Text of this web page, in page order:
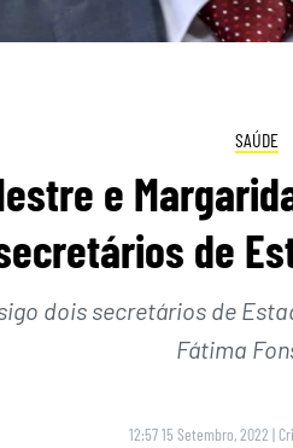
SAÚDE
e
de
dois secretários de
Fátima
12:57 15 Setembro, 2022 |